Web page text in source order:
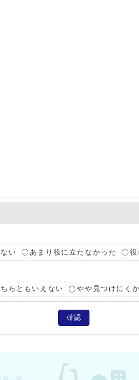
い あまり役に立たなかった 役
らともいえない やや見つけにく
確認